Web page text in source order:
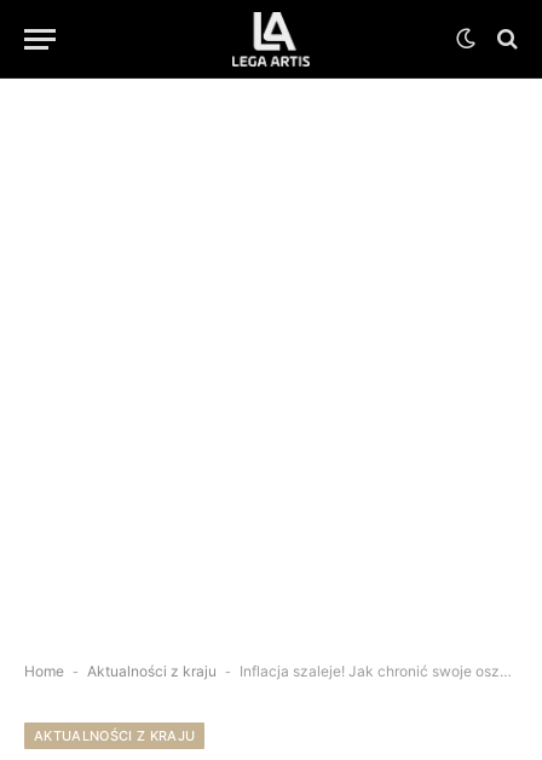
Home - Aktualności z kraju - Inflacja szaleje! Jak chronić swoje oszczędności
AKTUALNOŚCI Z KRAJU